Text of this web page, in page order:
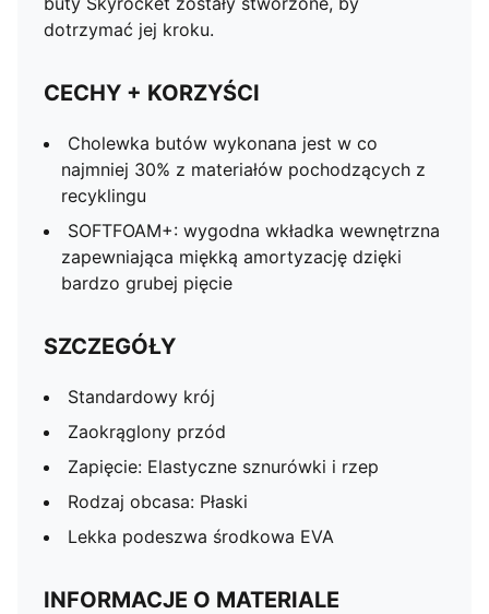
dotrzymać jej kroku.
CECHY + KORZYŚCI
Cholewka butów wykonana jest w co
najmniej 30% z materiałów pochodzących z
recyklingu
SOFTFOAM+: wygodna wkładka wewnętrzna
zapewniająca miękką amortyzację dzięki
bardzo grubej pięcie
SZCZEGÓŁY
Standardowy krój
Zaokrąglony przód
Zapięcie: Elastyczne sznurówki i rzep
Rodzaj obcasa: Płaski
Lekka podeszwa środkowa EVA
INFORMACJE O MATERIALE